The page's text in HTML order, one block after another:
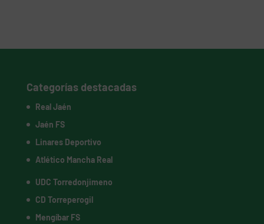
Categorías destacadas
Real Jaén
Jaén FS
Linares Deportivo
Atlético Mancha Real
UDC Torredonjimeno
CD Torreperogil
Mengíbar FS